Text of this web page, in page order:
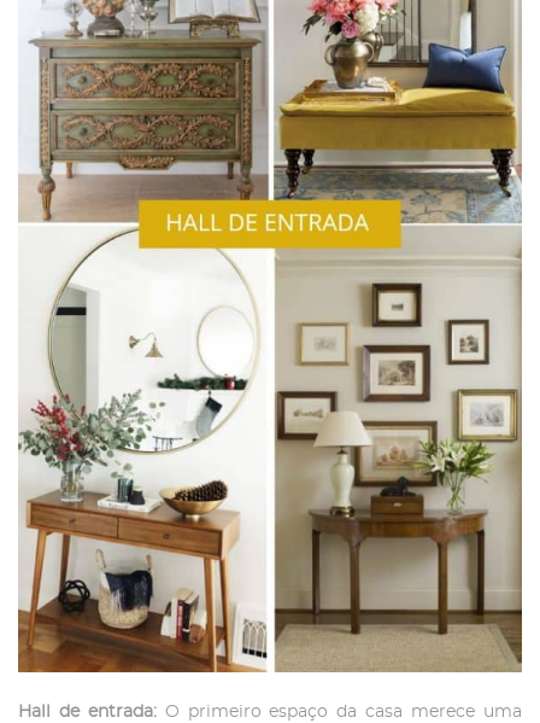
Hall de entrada:O primeiro espaço da casa merece uma